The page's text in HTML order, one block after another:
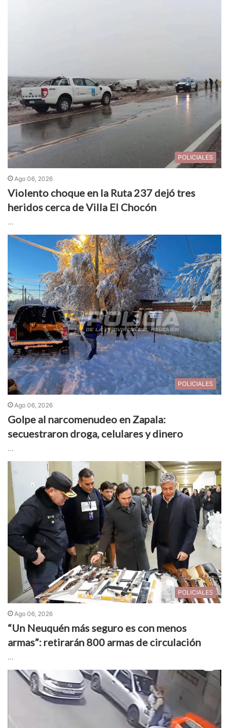
POLICIALES
Ago 06, 2026
Violento choque en la Ruta 237 dejó tres
heridos cerca de Villa El Chocón
...
POLICIALES
Ago 06, 2026
Golpe al narcomenudeo en Zapala:
secuestraron droga, celulares y dinero
...
POLICIALES
Ago 06, 2026
“Un Neuquén más seguro es con menos
armas”: retirarán 800 armas de circulación
...